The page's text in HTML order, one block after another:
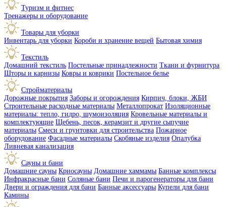
Туризм и фитнес
Тренажеры и оборудование
Товары для уборки
Инвентарь для уборки Короби и хранение вещей Бытовая химия
Текстиль
Домашний текстиль Постельные принадлежности Ткани и фурнитура
Шторы и карнизы Ковры и коврики Постельное белье
Стройматериалы
Дорожные покрытия Заборы и огорождения Кирпич, блоки, ЖБИ
Строительные расходные материалы Металлопрокат Изоляционные
материалы: тепло, гидро, шумоизоляция Кровельные материалы и
комплектующие Щебень, песок, керамзит и другие сыпучие
материалы Смеси и грунтовки для строительства Пожарное
оборудование Фасадные материалы Скобяные изделия Опалубка
Ливневая канализация
Сауны и бани
Домашние сауны Криосауны Домашние хаммамы Банные комплексы
Инфракрасные бани Соляные бани Печи и парогенераторы для бани
Двери и ограждения для бани Банные аксессуары Купели для бани
Камины